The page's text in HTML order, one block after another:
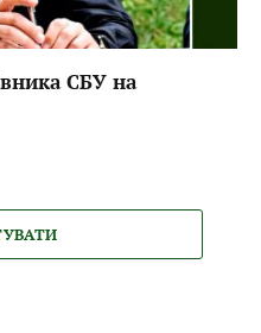
СБУ на